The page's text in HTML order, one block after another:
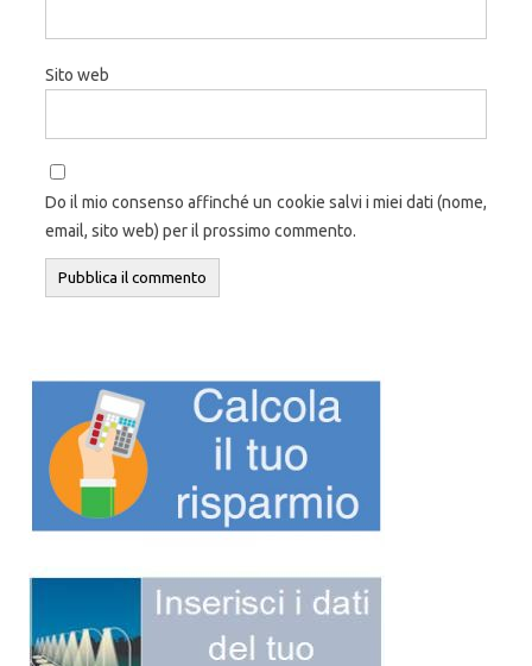
Sito web
Do il mio consenso affinché un cookie salvi i miei dati (nome,
email, sito web) per il prossimo commento.